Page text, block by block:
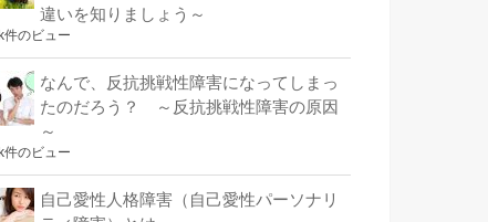
違いを知りましょう～
件のビュー
なんで、反抗挑戦性障害になってしまっ
たのだろう？ ～反抗挑戦性障害の原因
～
件のビュー
自己愛性人格障害（自己愛性パーソナリ